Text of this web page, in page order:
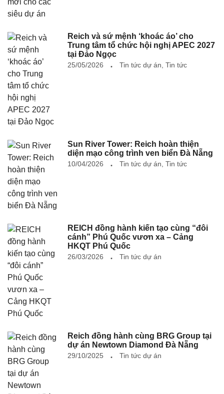
Reich và sứ mệnh ‘khoác áo’ cho
Trung tâm tổ chức hội nghị APEC 2027
tại Đảo Ngọc
25/05/2026 Tin tức dự án, Tin tức
Sun River Tower: Reich hoàn thiện
diện mạo công trình ven biển Đà Nẵng
10/04/2026 Tin tức dự án, Tin tức
REICH đồng hành kiến tạo cùng “đôi
cánh” Phú Quốc vươn xa – Cảng
HKQT Phú Quốc
26/03/2026 Tin tức dự án
Reich đồng hành cùng BRG Group tại
dự án Newtown Diamond Đà Nẵng
29/10/2025 Tin tức dự án